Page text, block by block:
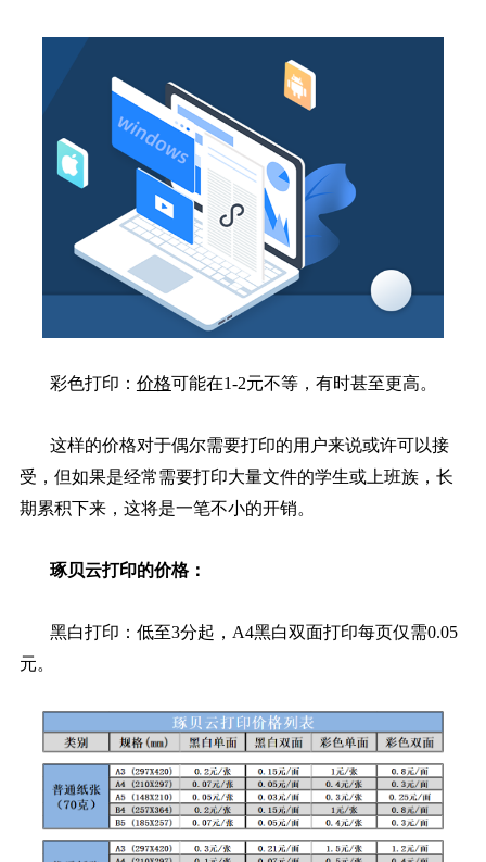
彩色打印： 价格可能在1-2元不等，有时甚至更高。
这样的价格对于偶尔需要打印的用户来说或许可以接
受，但如果是经常需要打印大量文件的学生或上班族，长
期累积下来，这将是一笔不小的开销。
琢贝云打印的价格：
黑白打印：低至3分起，A4黑白双面打印每页仅需0.05
元。